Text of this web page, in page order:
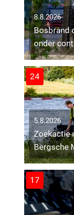
8.8.2026
Bosbrand
onder
24
5.8.2026
Zoekactie
Bergsche
17